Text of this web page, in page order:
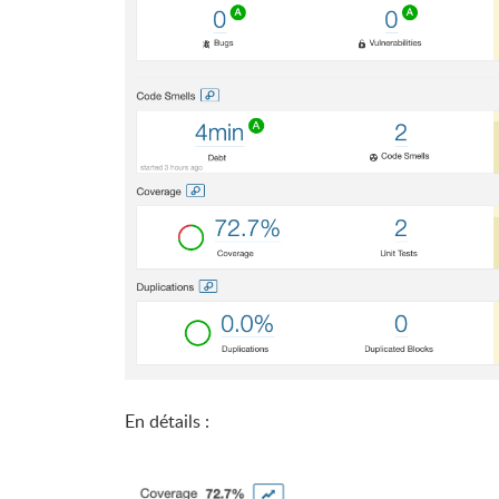
En détails :